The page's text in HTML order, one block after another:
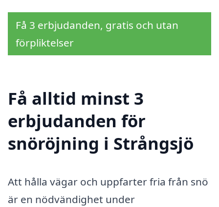
Få 3 erbjudanden, gratis och utan
förpliktelser
Få alltid minst 3
erbjudanden för
snöröjning i Strångsjö
Att hålla vägar och uppfarter fria från snö
är en nödvändighet under